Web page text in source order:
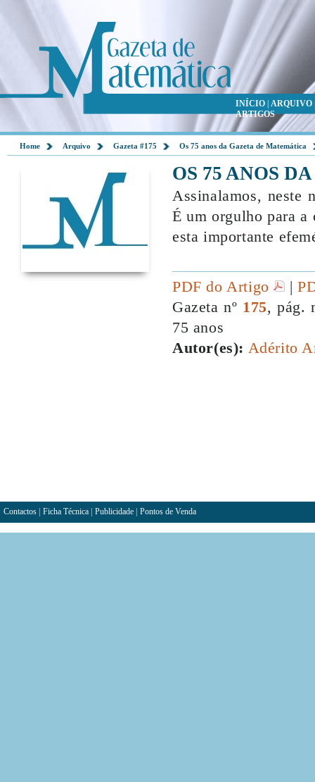
INÍCIO ARQUIVO
ARTIGOS
Home Arquivo Gazeta #175 Os 75 anos da Gazeta de Matemática
OS 75 ANOS
Assinalamos, neste
É um orgulho para a
esta importante
PDF do Artigo |
Gazeta nº 175, pág.
75 anos
Autor(es): Adérito
Contactos Ficha Técnica Publicidade Pontos de Venda